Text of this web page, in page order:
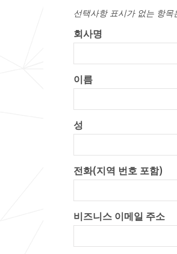
선택사항 표시가 없는 항목
회사명
이름
성
전화(지역 번호 포함)
비즈니스 이메일 주소